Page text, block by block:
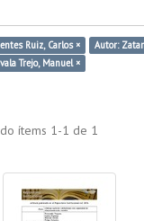
Ruiz, Carlos × Autor:
Trejo, Manuel ×
ítems 1-1 de 1